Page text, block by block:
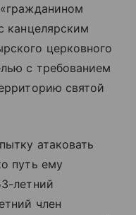
канцелярским
церковного
с требованием
святой
атаковать
путь ему
летний
член